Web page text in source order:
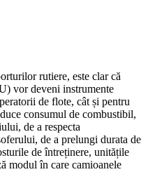
rutiere, este clar că
vor deveni instrumente
de flote, cât și pentru
consumul de combustibil,
de a respecta
de a prelungi durata de
de întreținere, unitățile
modul în care camioanele